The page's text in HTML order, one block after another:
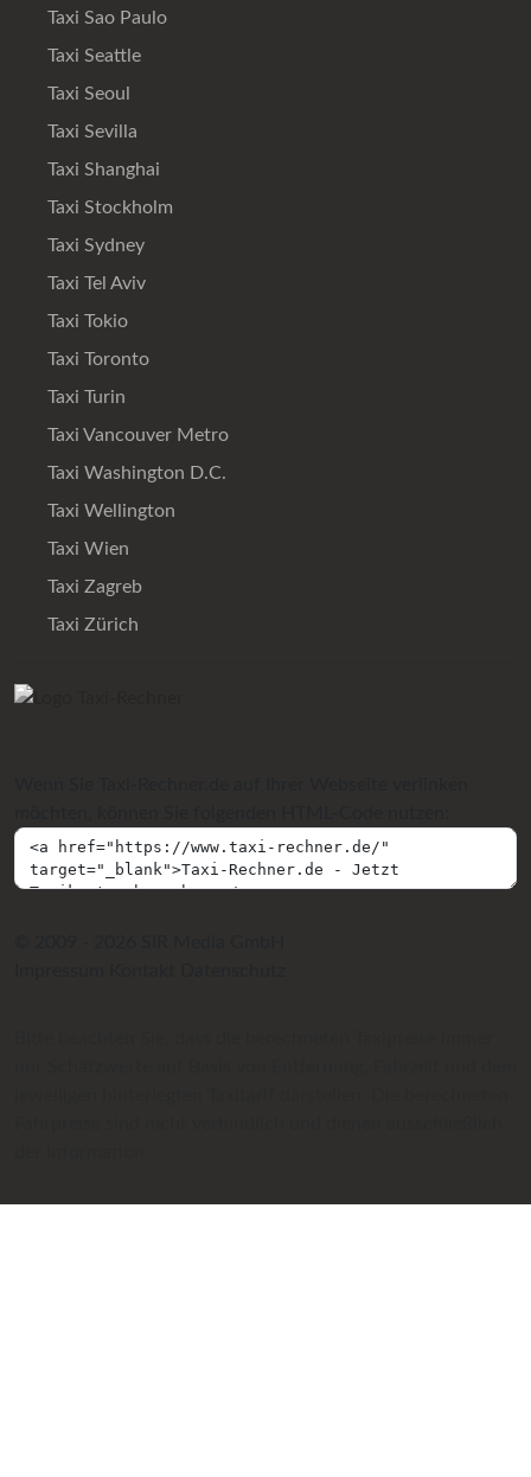
Taxi Sao Paulo
Taxi Seattle
Taxi Seoul
Taxi Sevilla
Taxi Shanghai
Taxi Stockholm
Taxi Sydney
Taxi Tel Aviv
Taxi Tokio
Taxi Toronto
Taxi Turin
Taxi Vancouver Metro
Taxi Washington D.C.
Taxi Wellington
Taxi Wien
Taxi Zagreb
Taxi Zürich